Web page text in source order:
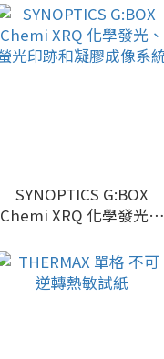
SYNOPTICS G:BOX
Chemi XRQ 化學發光、